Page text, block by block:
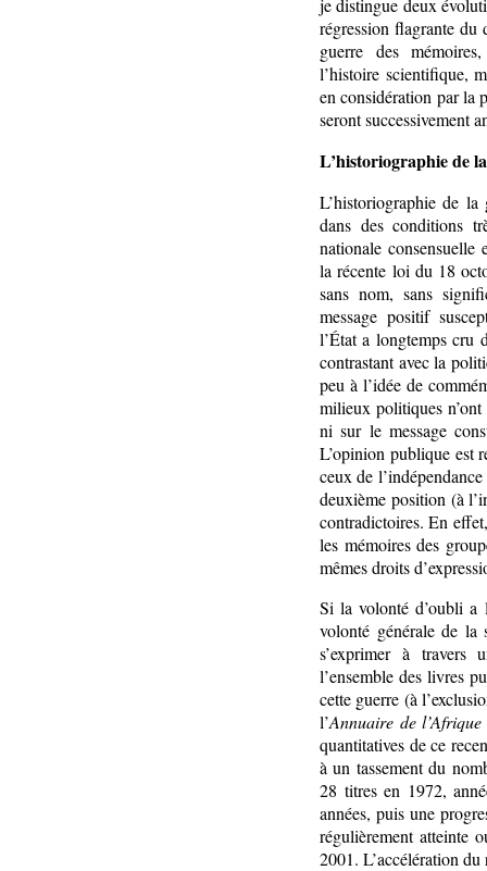
je distingue deux
régression flagrante du
guerre des
l’histoire scientifique,
en considération par la
seront successivement
L’historiographie de
L’historiographie de la
dans des conditions
nationale consensuelle
la récente loi du 18
sans nom, sans
message positif
l’État a longtemps cru
contrastant avec la
peu à l’idée de
milieux politiques n’ont
ni sur le message
L’opinion publique est
ceux de
deuxième position (à
contradictoires. En
les mémoires des
mêmes droits
Si la volonté d’oubli a
volonté générale de la
s’exprimer à travers
l’ensemble des livres
cette guerre (à
l’Annuaire de
quantitatives de ce
à un tassement du
28 titres en 1972,
années, puis une
régulièrement atteinte
2001. L’accélération